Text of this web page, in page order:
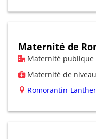
Maternité de
Maternité publique
Maternité de
Romorantin-